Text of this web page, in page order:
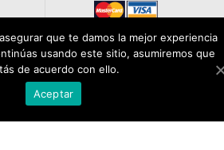
Y
que te damos la mejor experiencia
usando este sitio, asumiremos que
de acuerdo con ello.
Aceptar